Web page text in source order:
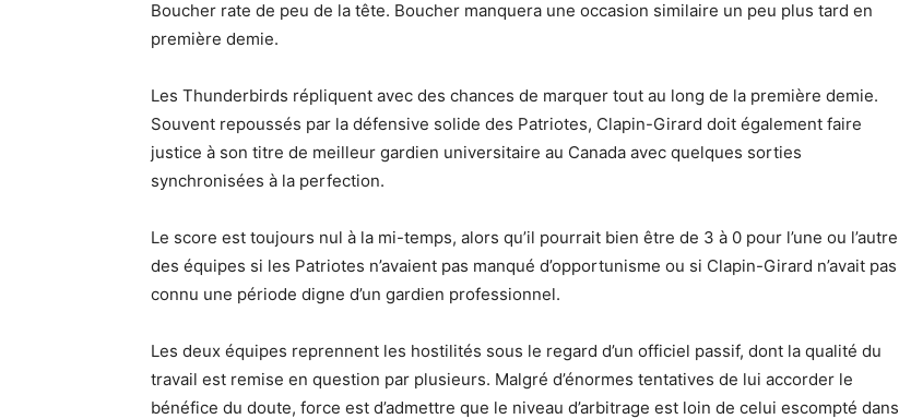
Boucher rate de peu de la tête. Boucher manquera une occasion similaire un peu plus tard en
première demie.
Les Thunderbirds répliquent avec des chances de marquer tout au long de la première demie.
Souvent repoussés par la défensive solide des Patriotes, Clapin-Girard doit également faire
justice à son titre de meilleur gardien universitaire au Canada avec quelques sorties
synchronisées à la perfection.
Le score est toujours nul à la mi-temps, alors qu’il pourrait bien être de 3 à 0 pour l’une ou l’autre
des équipes si les Patriotes n’avaient pas manqué d’opportunisme ou si Clapin-Girard n’avait pas
connu une période digne d’un gardien professionnel.
Les deux équipes reprennent les hostilités sous le regard d’un officiel passif, dont la qualité du
travail est remise en question par plusieurs. Malgré d’énormes tentatives de lui accorder le
bénéfice du doute, force est d’admettre que le niveau d’arbitrage est loin de celui escompté dans